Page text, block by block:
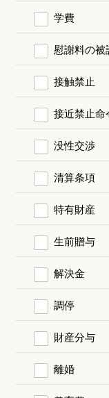
学費
慰謝料の被
接触禁止
接近禁止命
没性交渉
清算条項
特有財産
生前贈与
解決金
調停
財産分与
離婚